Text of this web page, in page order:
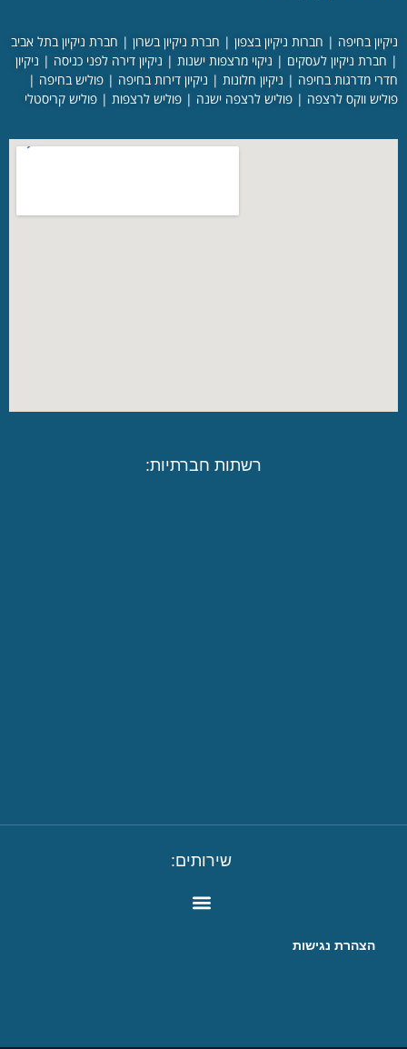
בחיפה|חברות ניקיון בצפון|חברת ניקיון בשרון|חברת ניקיון בתל אביב
חברת ניקיון לעסקים|ניקוי מרצפות ישנות|ניקיון דירה לפני כניסה|ניקיון
מדרגות בחיפה|ניקיון חלונות|ניקיון דירות בחיפה|פוליש בחיפה|
ווקס לרצפה|פוליש לרצפה ישנה|פוליש לרצפות|פוליש קריסטלי
רשתות חברתיות:
שירותים:
הצהרת נגישות